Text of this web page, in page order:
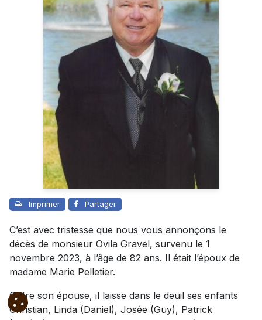
Imprimer Partager
C’est avec tristesse que nous vous annonçons le
décès de monsieur Ovila Gravel, survenu le 1
novembre 2023, à l’âge de 82 ans. Il était l’époux de
madame Marie Pelletier.
Outre son épouse, il laisse dans le deuil ses enfants
Christian, Linda (Daniel), Josée (Guy), Patrick